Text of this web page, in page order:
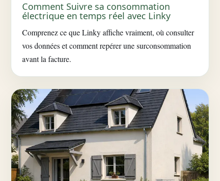
Comment Suivre sa consommation
électrique en temps réel avec Linky
Comprenez ce que Linky affiche vraiment, où consulter
vos données et comment repérer une surconsommation
avant la facture.